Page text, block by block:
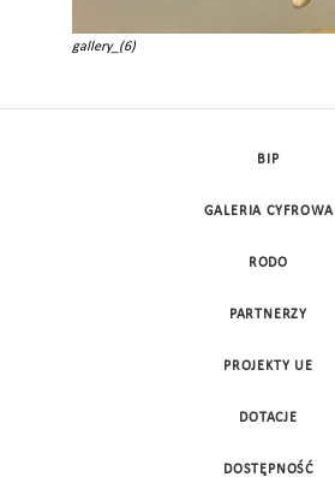
gallery_(6)
BIP
GALERIA CYFROWA
RODO
PARTNERZY
PROJEKTY UE
DOTACJE
DOSTĘPNOŚĆ